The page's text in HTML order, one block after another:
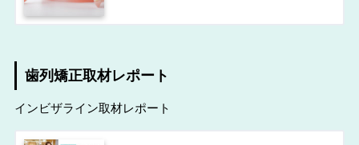
歯列矯正取材レポート
インビザライン取材レポート